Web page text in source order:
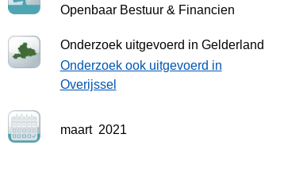
Openbaar Bestuur & Financien
Onderzoek uitgevoerd in Gelderland
Onderzoek ook uitgevoerd in
Overijssel
maart 2021